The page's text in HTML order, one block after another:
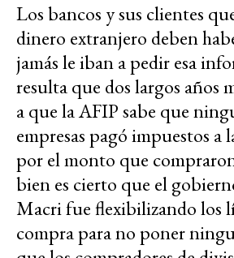
Los bancos y sus clientes
dinero extranjero deben
jamás le iban a pedir esa
resulta que dos largos años
a que la AFIP sabe que
empresas pagó impuestos a
por el monto que
bien es cierto que el
Macri fue flexibilizando los
compra para no poner